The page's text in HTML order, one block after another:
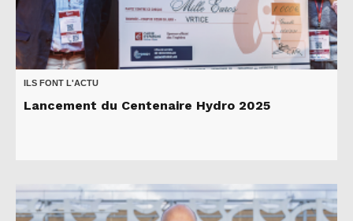
ILS FONT L'ACTU
Lancement du Centenaire Hydro 2025